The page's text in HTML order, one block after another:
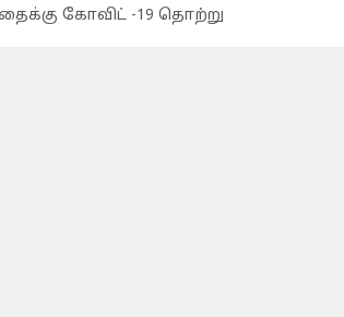
கோவிட் -19 தொற்று